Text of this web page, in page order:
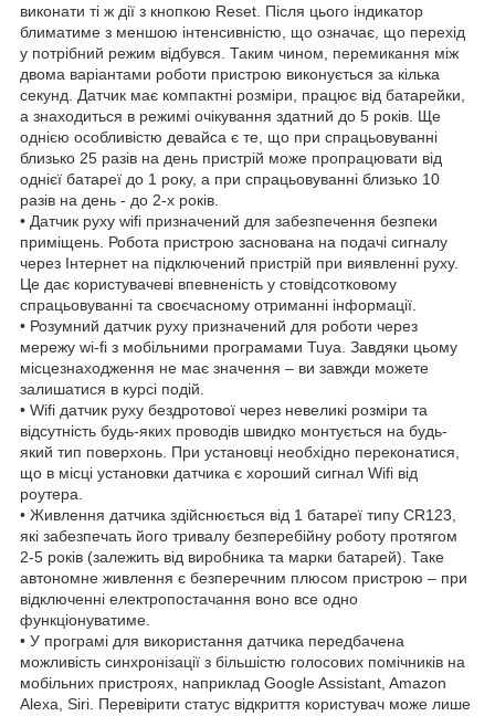
виконати ті ж дії з кнопкою Reset. Після цього індикатор
блиматиме з меншою інтенсивністю, що означає, що перехід
у потрібний режим відбувся. Таким чином, перемикання між
двома варіантами роботи пристрою виконується за кілька
секунд. Датчик має компактні розміри, працює від батарейки,
а знаходиться в режимі очікування здатний до 5 років. Ще
однією особливістю девайса є те, що при спрацьовуванні
близько 25 разів на день пристрій може пропрацювати від
однієї батареї до 1 року, а при спрацьовуванні близько 10
разів на день - до 2-х років.
• Датчик руху wifi призначений для забезпечення безпеки
приміщень. Робота пристрою заснована на подачі сигналу
через Інтернет на підключений пристрій при виявленні руху.
Це дає користувачеві впевненість у стовідсотковому
спрацьовуванні та своєчасному отриманні інформації.
• Розумний датчик руху призначений для роботи через
мережу wi-fi з мобільними програмами Tuya. Завдяки цьому
місцезнаходження не має значення – ви завжди можете
залишатися в курсі подій.
• Wifi датчик руху бездротової через невеликі розміри та
відсутність будь-яких проводів швидко монтується на будь-
який тип поверхонь. При установці необхідно переконатися,
що в місці установки датчика є хороший сигнал Wifi від
роутера.
• Живлення датчика здійснюється від 1 батареї типу СR123,
які забезпечать його тривалу безперебійну роботу протягом
2-5 років (залежить від виробника та марки батарей). Таке
автономне живлення є безперечним плюсом пристрою – при
відключенні електропостачання воно все одно
функціонуватиме.
• У програмі для використання датчика передбачена
можливість синхронізації з більшістю голосових помічників на
мобільних пристроях, наприклад Google Assistant, Amazon
Alexa, Siri. Перевірити статус відкриття користувач може лише